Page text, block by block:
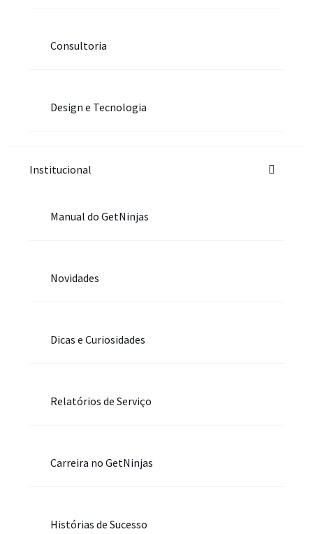
Consultoria
Design e Tecnologia
Institucional
Manual do GetNinjas
Novidades
Dicas e Curiosidades
Relatórios de Serviço
Carreira no GetNinjas
Histórias de Sucesso